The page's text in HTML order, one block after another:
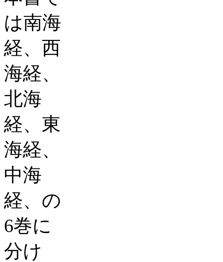
は南海
経、西
海経、
北海
経、東
海経、
中海
経、の
6巻に
分け